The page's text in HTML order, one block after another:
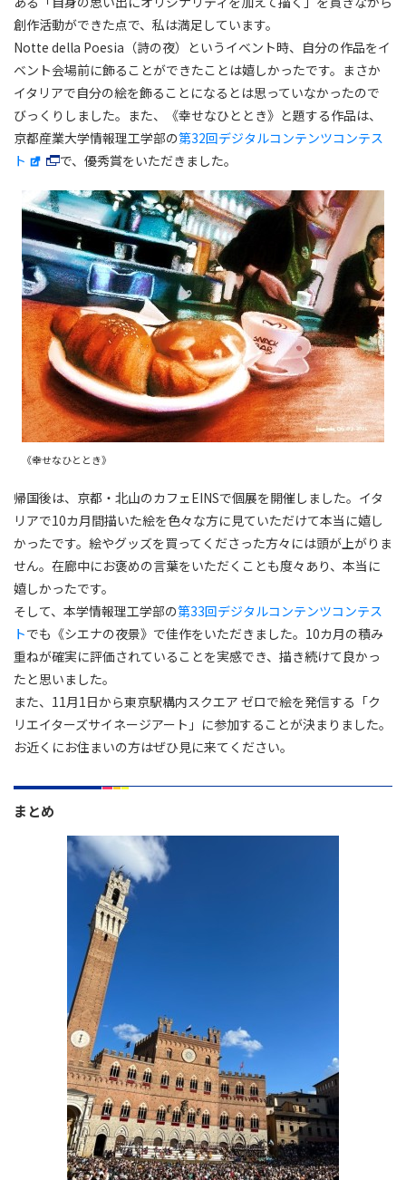
創作活動ができた点で、私は満足しています。
Notte della Poesia（詩の夜）というイベント時、自分の作品をイ
ベント会場前に飾ることができたことは嬉しかったです。まさか
イタリアで自分の絵を飾ることになるとは思っていなかったので
びっくりしました。また、《幸せなひととき》と題する作品は、
京都産業大学情報理工学部の第32回デジタルコンテンツコンテス
ト
で、優秀賞をいただきました。
《幸せなひととき》
帰国後は、京都・北山のカフェEINSで個展を開催しました。イタ
リアで10カ月間描いた絵を色々な方に見ていただけて本当に嬉し
かったです。絵やグッズを買ってくださった方々には頭が上がりま
せん。在廊中にお褒めの言葉をいただくことも度々あり、本当に
嬉しかったです。
そして、本学情報理工学部の第33回デジタルコンテンツコンテス
トでも《シエナの夜景》で佳作をいただきました。10カ月の積み
重ねが確実に評価されていることを実感でき、描き続けて良かっ
たと思いました。
また、11月1日から東京駅構内スクエア ゼロで絵を発信する「ク
リエイターズサイネージアート」に参加することが決まりました。
お近くにお住まいの方はぜひ見に来てください。
まとめ